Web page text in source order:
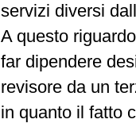
servizi diversi
A questo
far dipendere
revisore da un
in quanto il fatto